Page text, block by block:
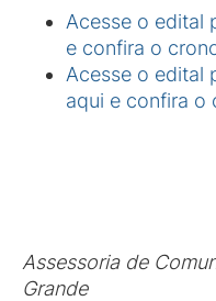
Acesse o edital
e confira o
Acesse o edital
aqui e confira o
Assessoria de
Grande